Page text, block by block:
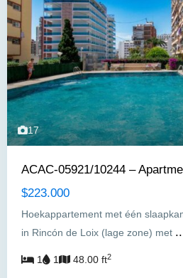
17
ACAC-05921/10244 –
$223.000
Hoekappartement met één
in Rincón de Loix (lage zone) met
1 1 48.00 ft2